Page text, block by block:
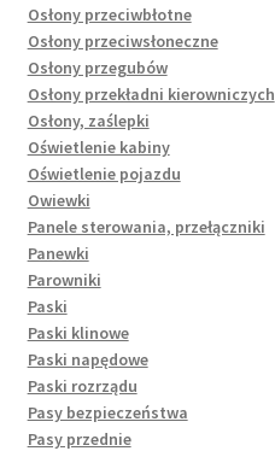
Osłony przeciwbłotne
Osłony przeciwsłoneczne
Osłony przegubów
Osłony przekładni kierowniczych
Osłony, zaślepki
Oświetlenie kabiny
Oświetlenie pojazdu
Owiewki
Panele sterowania, przełączniki
Panewki
Parowniki
Paski
Paski klinowe
Paski napędowe
Paski rozrządu
Pasy bezpieczeństwa
Pasy przednie